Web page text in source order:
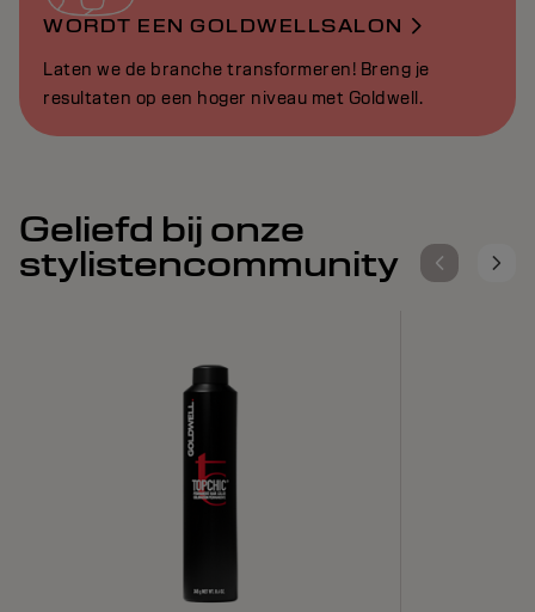
WORDT EEN GOLDWELLSALON
Laten we de branche transformeren! Breng je
resultaten op een hoger niveau met Goldwell.
Geliefd bij onze
stylistencommunity